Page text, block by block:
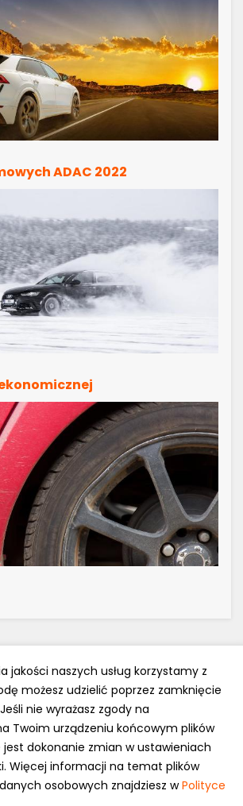
ADAC 2022
© 2000-2023 Opony.com.pl
jakości naszych usług korzystamy z
możesz udzielić poprzez zamknięcie
nie wyrażasz zgody na
Twoim urządzeniu końcowym plików
dokonanie zmian w ustawieniach
Więcej informacji na temat plików
osobowych znajdziesz wPolityce